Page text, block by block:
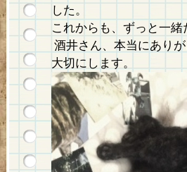
した。
これからも、ずっと一
酒井さん、本当にありが
大切にします。